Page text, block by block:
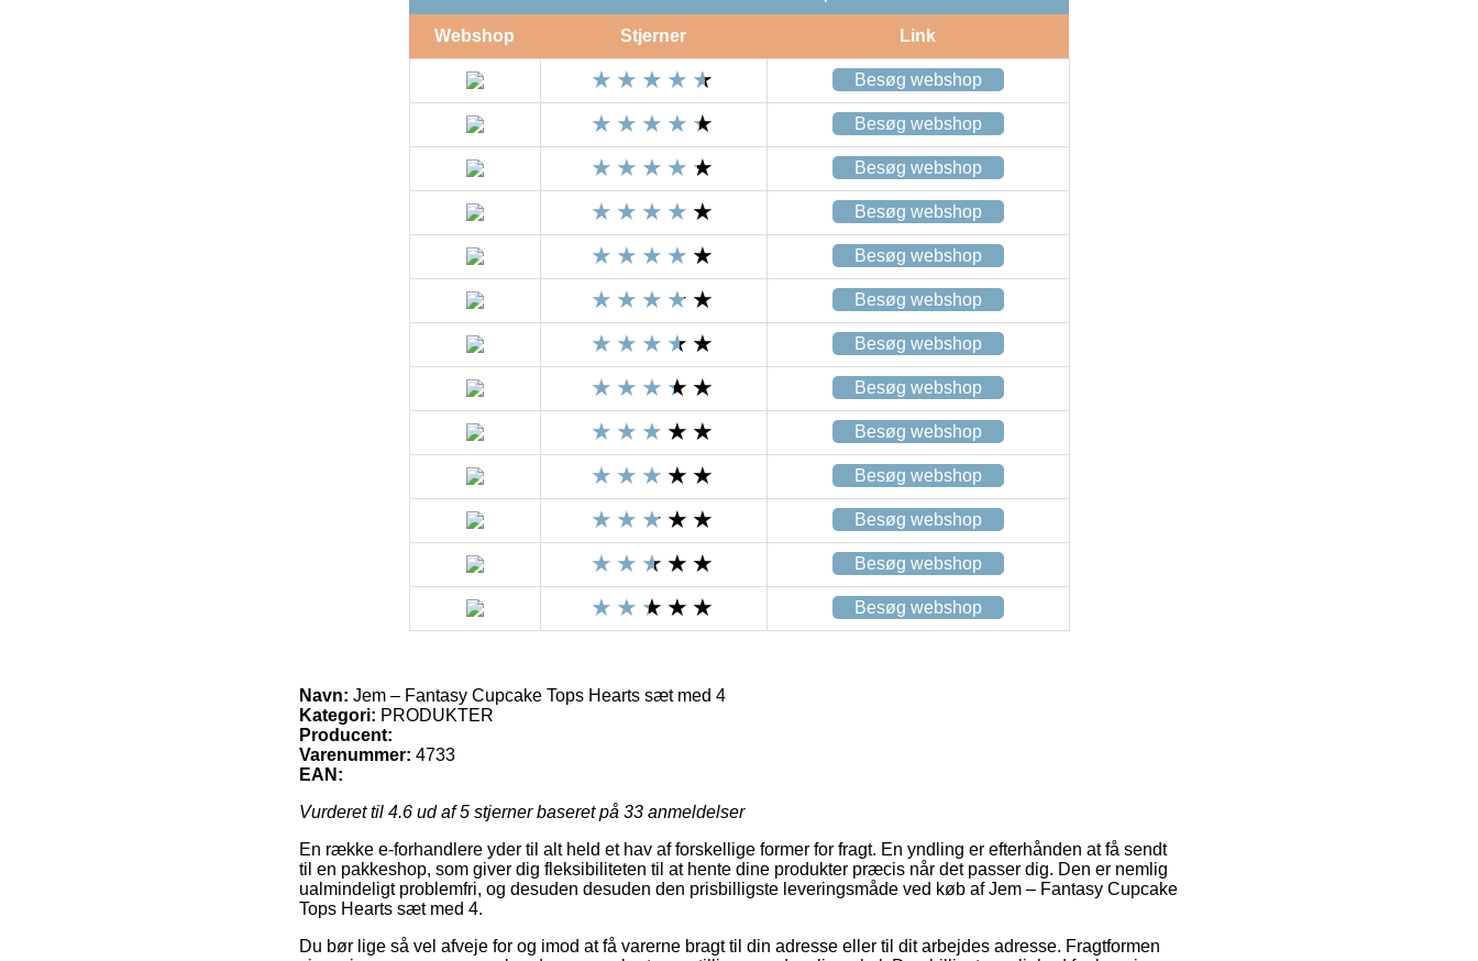
Webshop Stjerner Link
Besøg webshop
Besøg webshop
Besøg webshop
Besøg webshop
Besøg webshop
Besøg webshop
Besøg webshop
Besøg webshop
Besøg webshop
Besøg webshop
Besøg webshop
Besøg webshop
Besøg webshop
Navn: Jem – Fantasy Cupcake Tops Hearts sæt med 4
Kategori: PRODUKTER
Producent:
Varenummer: 4733
EAN:
Vurderet til 4.6 ud af 5 stjerner baseret på 33 anmeldelser
En række e-forhandlere yder til alt held et hav af forskellige former for fragt. En yndling er efterhånden at få sendt
til en pakkeshop, som giver dig fleksibiliteten til at hente dine produkter præcis når det passer dig. Den er nemlig
ualmindeligt problemfri, og desuden desuden den prisbilligste leveringsmåde ved køb af Jem – Fantasy Cupcake
Tops Hearts sæt med 4.
Du bør lige så vel afveje for og imod at få varerne bragt til din adresse eller til dit arbejdes adresse. Fragtformen